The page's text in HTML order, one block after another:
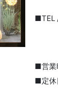
■TEL
■営業
■定休